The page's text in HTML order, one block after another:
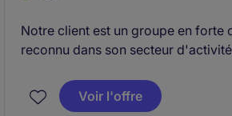
Notre client est un groupe en forte
reconnu dans son secteur
l'entreprise recherche son
afin d'accompagner la direction
Voir l'offre